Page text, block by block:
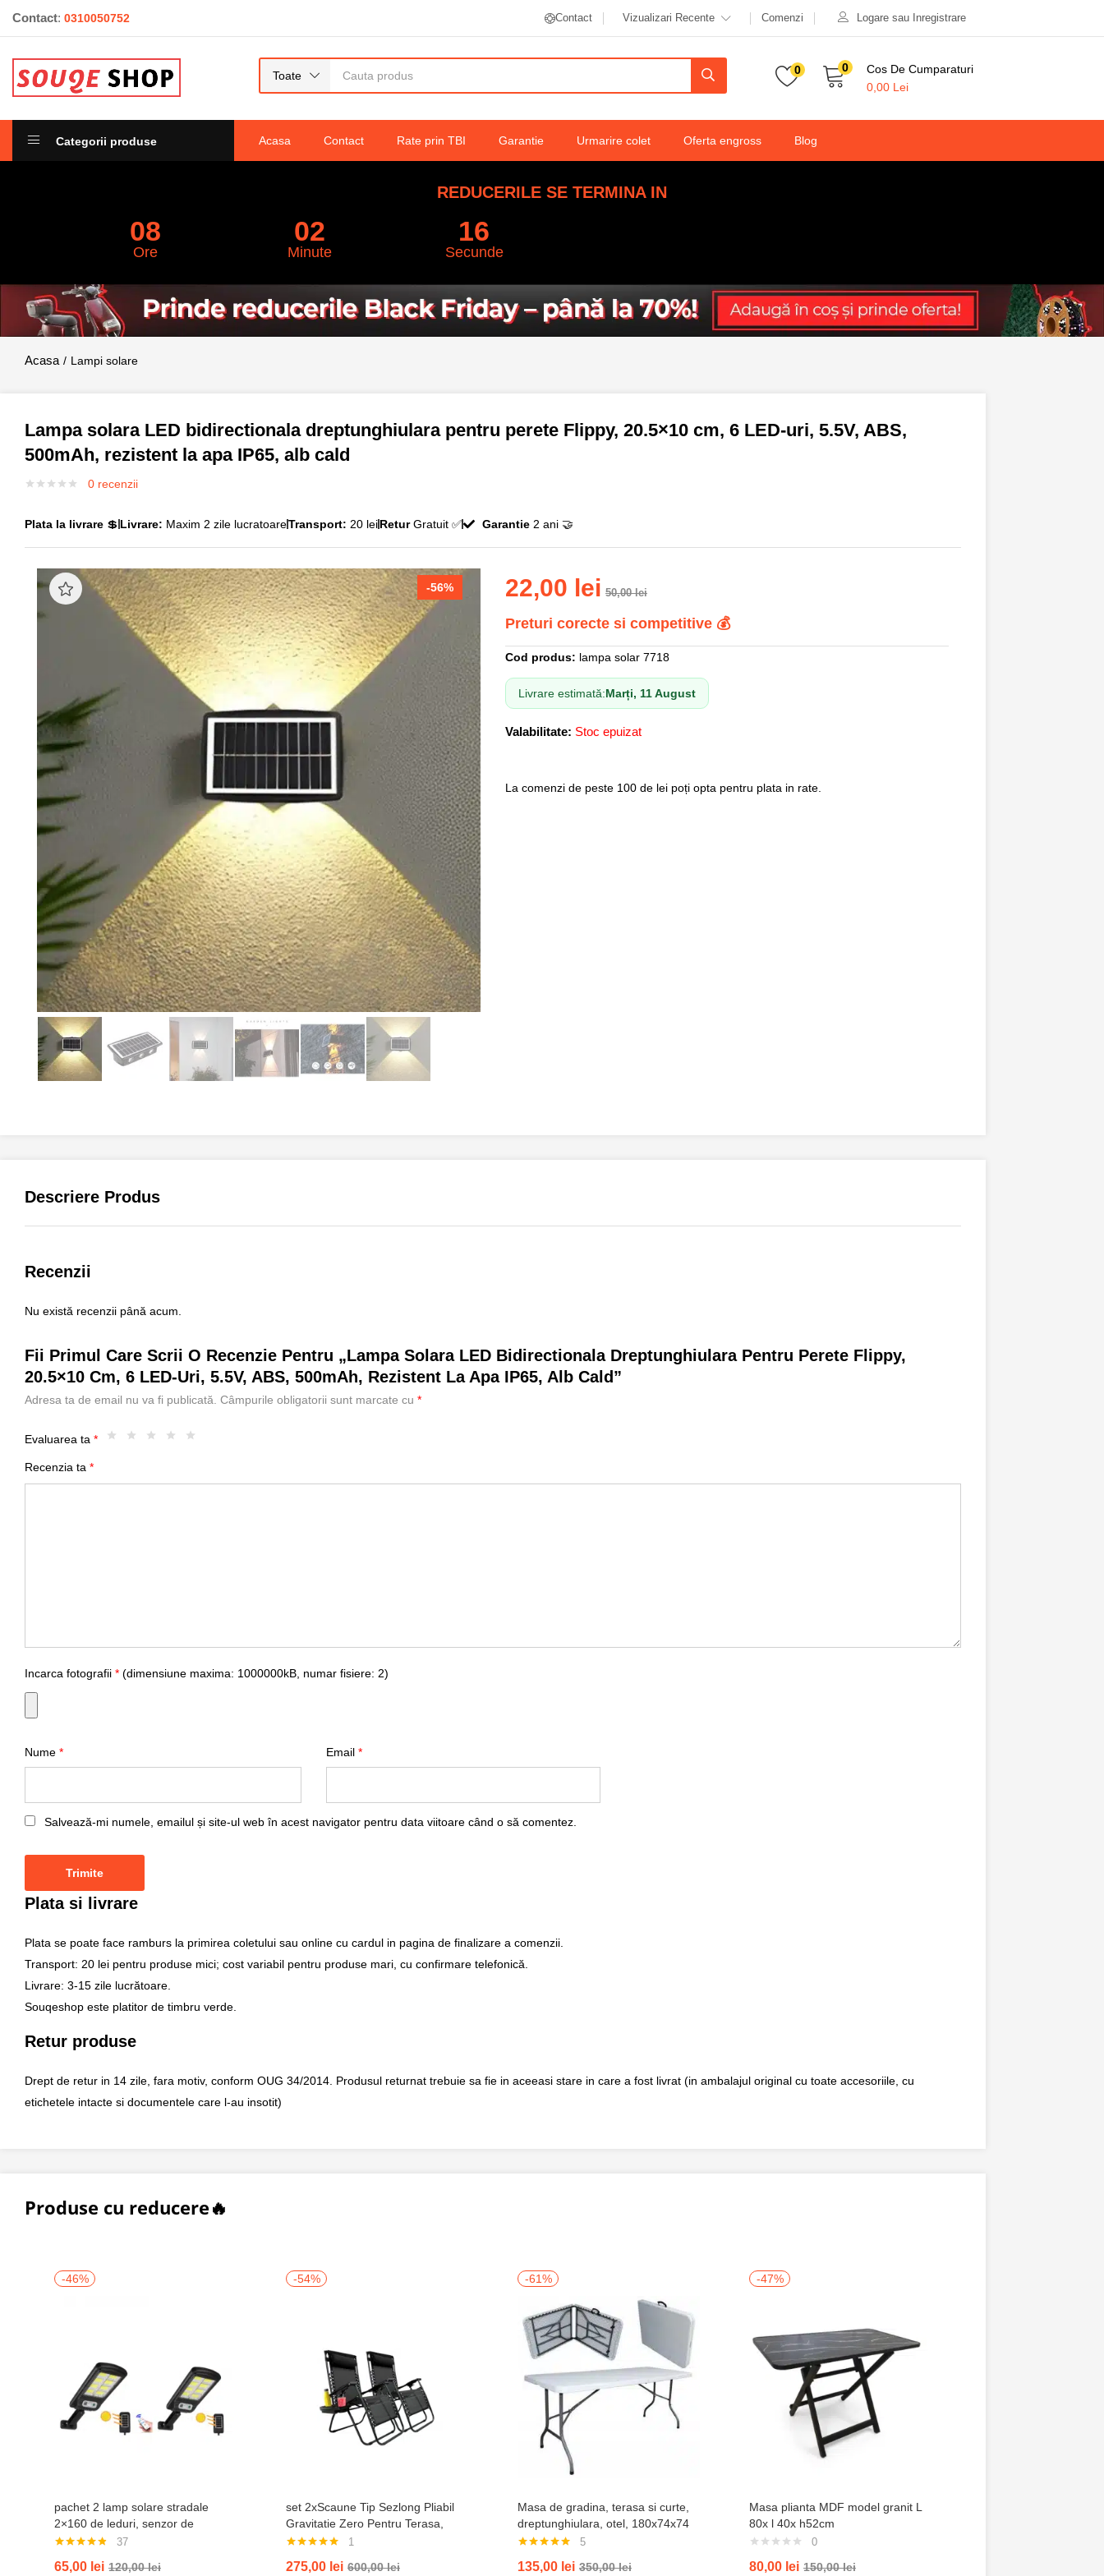
Contact: 0310050752 Contact Vizualizari Recente Comenzi Logare sau Inregistrare
Toate 0 0
Cos De Cumparaturi
0,00 Lei
Categorii produse Acasa Contact Rate prin TBI Garantie Urmarire colet Oferta engross Blog
REDUCERILE SE TERMINA IN
08
Ore
02
Minute
15
Secunde
Lampa solara LED bidirectionala dreptunghiulara pentru perete Flippy, 20.5×10 cm, 6
LED-uri, 5.5V, ABS, 500mAh, rezistent la apa IP65, alb cald
22,00
Lampi solare
Lampa solara LED bidirectionala dreptunghiulara pentru perete Flippy, 20.5×10 cm, 6 LED-uri, 5.5V, ABS,
500mAh, rezistent la apa IP65, alb cald
0 recenzii
Plata la livrare 💲 Livrare: Maxim 2 zile lucratoareTransport: 20 leiReturGratuit ✅ Garantie2 ani 🤝
-56% 22,00 lei 50,00lei
Preturi corecte si competitive 💰
Cod produs: lampa solar 7718
Livrare estimată:Marți, 11 August
Valabilitate: Stoc epuizat
La comenzi de peste 100 de lei poți opta pentru plata in rate.
Descriere Produs
Recenzii
Nu există recenzii până acum.
Fii Primul Care Scrii O Recenzie Pentru „Lampa Solara LED Bidirectionala Dreptunghiulara Pentru Perete Flippy,
20.5×10 Cm, 6 LED-Uri, 5.5V, ABS, 500mAh, Rezistent La Apa IP65, Alb Cald”
Adresa ta de email nu va fi publicată. Câmpurile obligatorii sunt marcate cu *
Evaluarea ta *
Recenzia ta *
Incarca fotografii * (dimensiune maxima: 1000000kB, numar fisiere: 2)
Nume * Email *
Salvează-mi numele, emailul și site-ul web în acest navigator pentru data viitoare când o să comentez.
Plata si livrare
Plata se poate face ramburs la primirea coletului sau online cu cardul in pagina de finalizare a comenzii.
Transport: 20 lei pentru produse mici; cost variabil pentru produse mari, cu confirmare telefonică.
Livrare: 3-15 zile lucrătoare.
Souqeshop este platitor de timbru verde.
Retur produse
Drept de retur in 14 zile, fara motiv, conform OUG 34/2014. Produsul returnat trebuie sa fie in aceeasi stare in care a fost livrat (in ambalajul original cu toate accesoriile, cu
etichetele intacte si documentele care l-au insotit)
Produse cu reducere🔥
-46%
pachet 2 lamp solare stradale
2×160 de leduri, senzor de
miscare
4.76din 5
37
65,00 lei 120,00lei
-54%
set 2xScaune Tip Sezlong Pliabil
Gravitatie Zero Pentru Terasa,
Gradina Sau Plaja , Tetiera, Suport
5.00din 5
1
275,00 lei 600,00lei
-61%
Masa de gradina, terasa si curte,
dreptunghiulara, otel, 180x74x74
cm, alba
5.00din 5
5
135,00 lei 350,00lei
-47%
Masa plianta MDF model granit L
80x l 40x h52cm
0
80,00 lei 150,00lei